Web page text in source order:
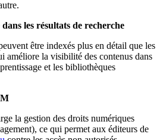
les résultats de recherche
être indexés plus en détail que les
améliore la visibilité des contenus dans
et les bibliothèques
la gestion des droits numériques
ce qui permet aux éditeurs de